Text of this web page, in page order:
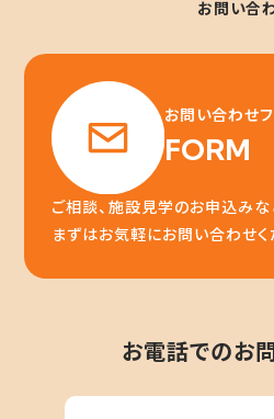
お問い合
お問い合わせ
FORM
ご相談、施設見学のお申込みな
まずはお気軽にお問い合わせく
お電話でのお